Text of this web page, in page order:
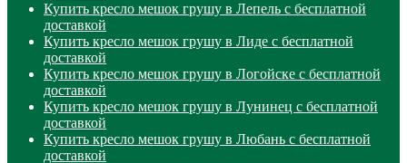
Купить кресло мешок грушу в Лепель с бесплатной
доставкой
Купить кресло мешок грушу в Лиде с бесплатной
доставкой
Купить кресло мешок грушу в Логойске с бесплатной
доставкой
Купить кресло мешок грушу в Лунинец с бесплатной
доставкой
Купить кресло мешок грушу в Любань с бесплатной
доставкой